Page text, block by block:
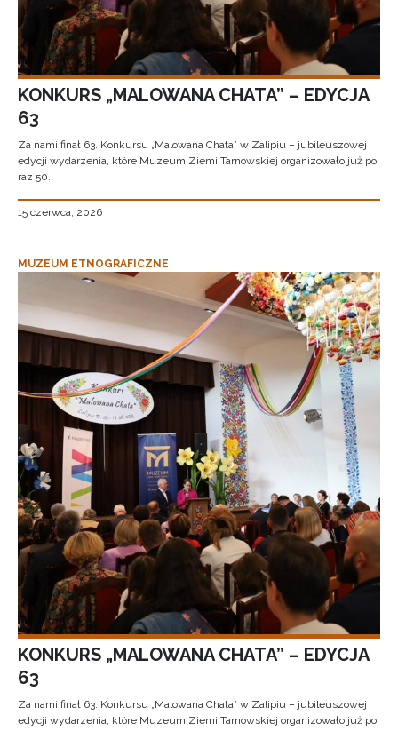
KONKURS „MALOWANA CHATA” – EDYCJA
63
Za nami finał 63. Konkursu „Malowana Chata” w Zalipiu – jubileuszowej
edycji wydarzenia, które Muzeum Ziemi Tarnowskiej organizowało już po
raz 50.
15 czerwca, 2026
MUZEUM ETNOGRAFICZNE
KONKURS „MALOWANA CHATA” – EDYCJA
63
Za nami finał 63. Konkursu „Malowana Chata” w Zalipiu – jubileuszowej
edycji wydarzenia, które Muzeum Ziemi Tarnowskiej organizowało już po